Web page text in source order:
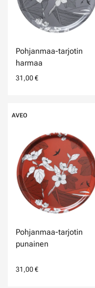
Pohjanmaa-tarjotin
harmaa
31,00 €
AVEO
Pohjanmaa-tarjotin
punainen
31,00 €